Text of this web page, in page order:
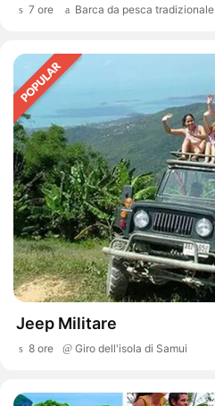
7 ore Barca da pesca tradizionale
Jeep Militare
8 ore Giro dell'isola di Samui